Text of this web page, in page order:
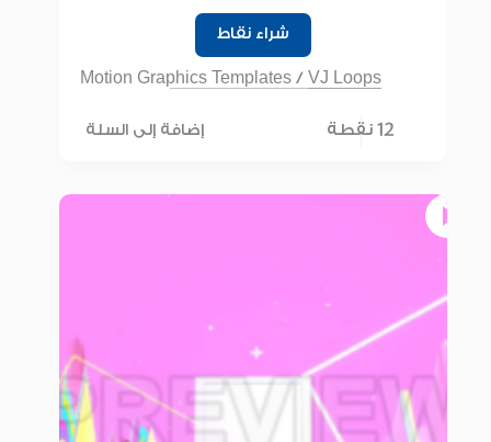
شراء نقاط
Motion Graphics Templates /VJ Loops
12 نقطة إضافة إلى السلة